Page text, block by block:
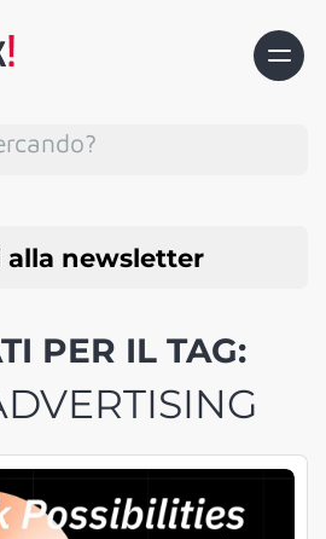
alla newsletter
PER IL TAG: